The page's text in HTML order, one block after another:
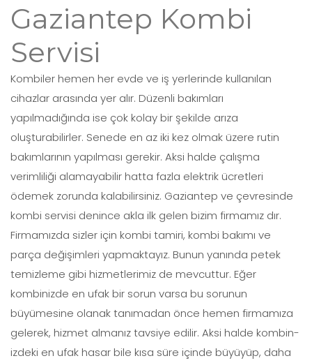
Gaziantep Kombi
Servisi
Kombiler hemen her evde ve iş yerlerinde kullanılan
cihazlar arasında yer alır. Düzenli bakımları
yapılmadığında ise çok kolay bir şekilde arıza
oluşturabilirler. Senede en az iki kez olmak üzere rutin
bakımlarının yapılması gerekir. Aksi halde çalışma
verimliliği alamayabilir hatta fazla elektrik ücretleri
ödemek zorunda kalabilirsiniz. Gaziantep ve çevresinde
kombi servisi denince akla ilk gelen bizim firmamız dır.
Firmamızda sizler için kombi tamiri, kombi bakımı ve
parça değişimleri yapmaktayız. Bunun yanında petek
temizleme gibi hizmetlerimiz de mevcuttur. Eğer
kombinizde en ufak bir sorun varsa bu sorunun
büyümesine olanak tanımadan önce hemen firmamıza
gelerek, hizmet almanız tavsiye edilir. Aksi halde kombin-
izdeki en ufak hasar bile kısa süre içinde büyüyüp, daha